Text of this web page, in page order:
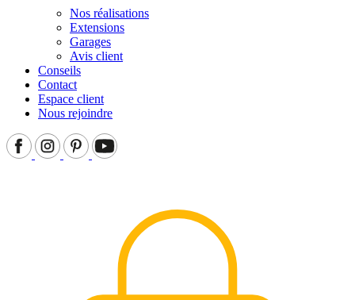
Nos réalisations
Extensions
Garages
Avis client
Conseils
Contact
Espace client
Nous rejoindre